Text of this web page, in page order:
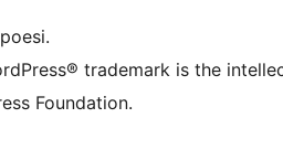
trademark is the
Foundation.